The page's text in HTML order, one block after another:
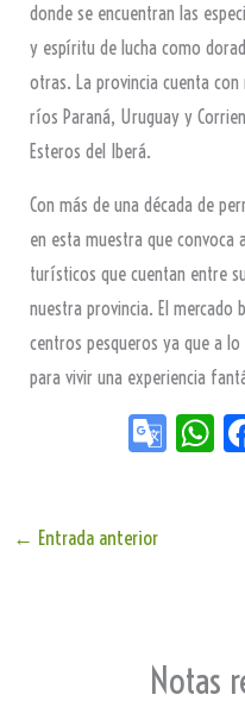
donde se encuentran las
y espíritu de lucha como
otras. La provincia cuenta
ríos Paraná, Uruguay y
Esteros del Iberá.
Con más de una década de
en esta muestra que convoca
turísticos que cuentan entre
nuestra provincia. El
centros pesqueros ya que a
para vivir una experiencia
Go
te
W
← Entrada anterior
Notas